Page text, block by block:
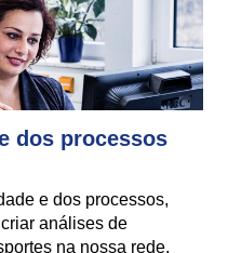
dos processos
e dos processos,
análises de
na nossa rede.